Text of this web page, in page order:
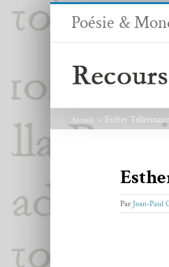
Passer
Poésie &
Accueil Esther
Par Jean-Paul